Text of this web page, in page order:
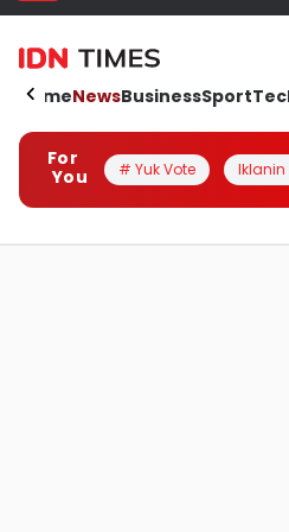
HomeNewsBusinessSport
For
You
# Yuk Vote Iklanin